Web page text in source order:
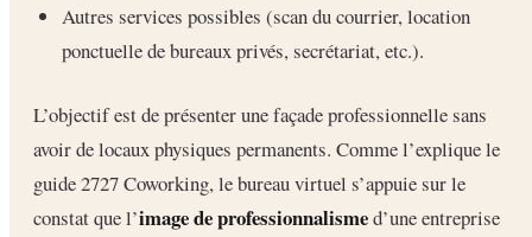
Autres services possibles (scan du courrier, location
ponctuelle de bureaux privés, secrétariat, etc.).
L’objectif est de présenter une façade professionnelle sans
avoir de locaux physiques permanents. Comme l’explique le
guide 2727 Coworking, le bureau virtuel s’appuie sur le
constat que l’image de professionnalismed’une entreprise